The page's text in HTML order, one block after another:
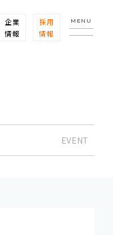
企業
情報
採用
情報
MENU
EVENT